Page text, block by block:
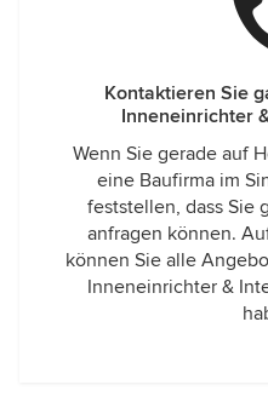
Kontaktieren Sie
Inneneinrichter
Wenn Sie gerade auf
eine Baufirma im
feststellen, dass Sie
anfragen können.
können Sie alle
Inneneinrichter &